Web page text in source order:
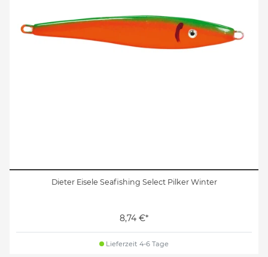
Dieter Eisele Seafishing Select Pilker Winter
8,74 €*
Lieferzeit 4-6 Tage